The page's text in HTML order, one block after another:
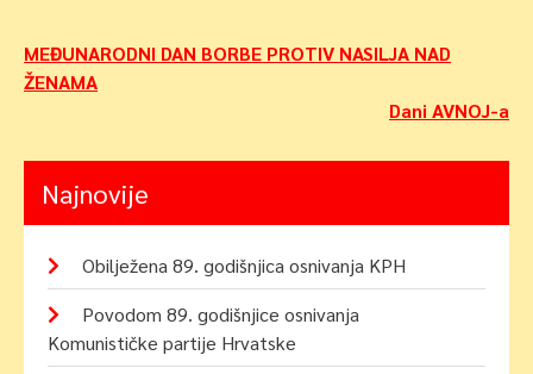
Navigacija
objava
MEĐUNARODNI DAN BORBE PROTIV NASILJA NAD
ŽENAMA
Dani AVNOJ-a
Najnovije
Obilježena 89. godišnjica osnivanja KPH
Povodom 89. godišnjice osnivanja
Komunističke partije Hrvatske